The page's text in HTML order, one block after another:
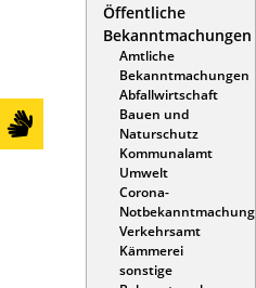
Öffentliche
Bekanntmachungen
Amtliche
Bekanntmachungen
Abfallwirtschaft
Bauen und
Naturschutz
Kommunalamt
Umwelt
Corona-
Notbekanntmachung
Verkehrsamt
Kämmerei
sonstige